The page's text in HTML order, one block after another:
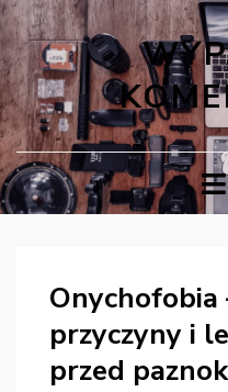
Onychofobia
przyczyny i
przed